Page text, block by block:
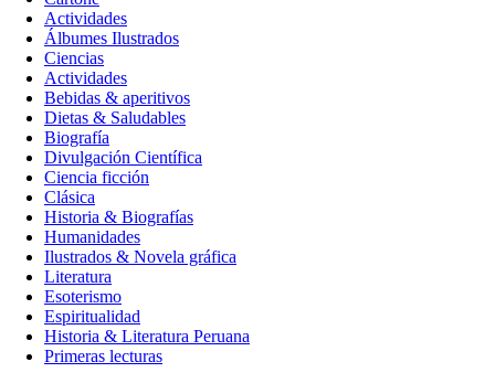
Actividades
Álbumes Ilustrados
Ciencias
Actividades
Bebidas & aperitivos
Dietas & Saludables
Biografía
Divulgación Científica
Ciencia ficción
Clásica
Historia & Biografías
Humanidades
Ilustrados & Novela gráfica
Literatura
Esoterismo
Espiritualidad
Historia & Literatura Peruana
Primeras lecturas